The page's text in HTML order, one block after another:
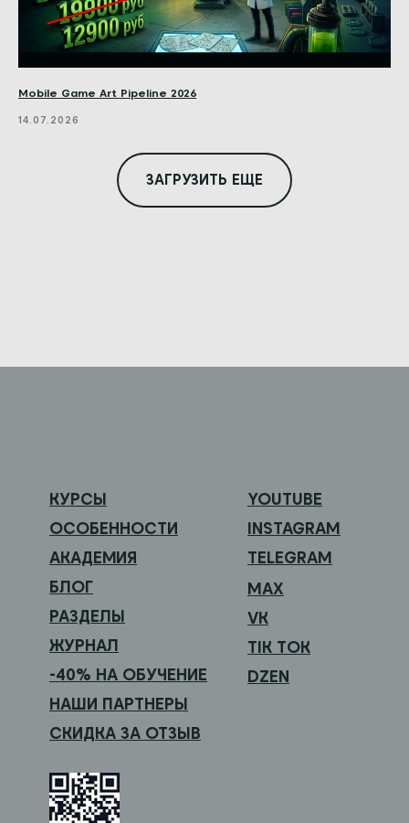
Mobile Game Art Pipeline 2026
14.07.2026
ЗАГРУЗИТЬ ЕЩЕ
КУРСЫ
ОСОБЕННОСТИ
АКАДЕМИЯ
YOUTUBE
INSTAGRAM
MAX
TELEGRAM
VK
TIK TOK
DZEN
БЛОГ
РАЗДЕЛЫ
-40% НА ОБУЧЕНИЕ
СКИДКА ЗА ОТЗЫВ
НАШИ ПАРТНЕРЫ
ЖУРНАЛ